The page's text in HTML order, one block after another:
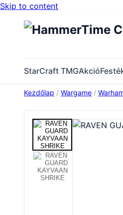
Skip to content
StarCraft TMGAkció
Kezdőlap / Wargame /